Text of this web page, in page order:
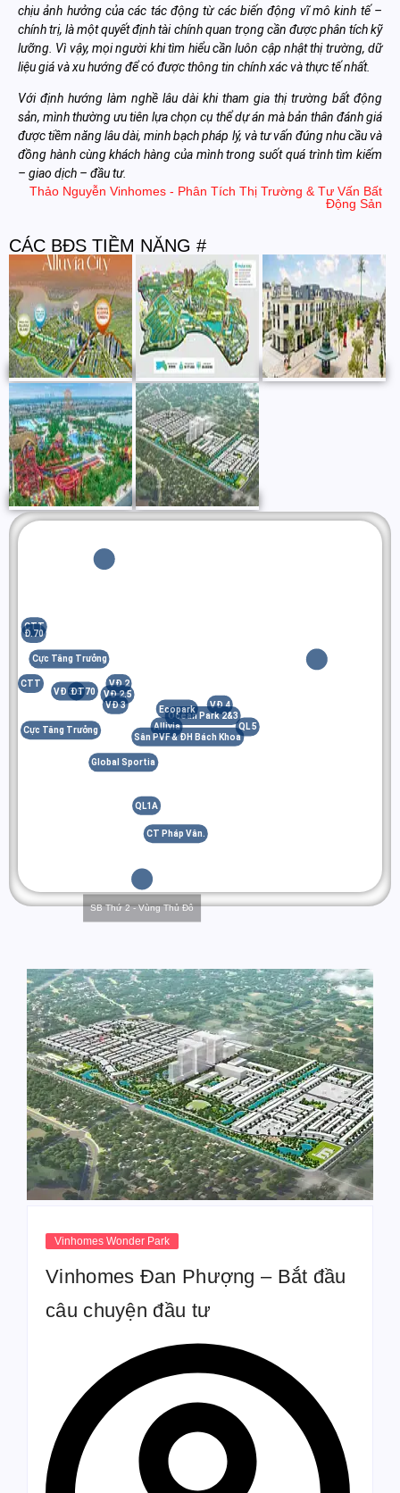
chịu ảnh hưởng của các tác động từ các biến động vĩ mô kinh tế –
chính trị, là một quyết định tài chính quan trọng cần được phân tích kỹ
lưỡng. Vì vậy, mọi người khi tìm hiểu cần luôn cập nhật thị trường, dữ
liệu giá và xu hướng để có được thông tin chính xác và thực tế nhất.
Với định hướng làm nghề lâu dài khi tham gia thị trường bất động
sản, mình thường ưu tiên lựa chọn cụ thể dự án mà bản thân đánh giá
được tiềm năng lâu dài, minh bạch pháp lý, và tư vấn đúng nhu cầu và
đồng hành cùng khách hàng của mình trong suốt quá trình tìm kiếm
– giao dịch – đầu tư.
Thảo Nguyễn Vinhomes - Phân Tích Thị Trường & Tư Vấn Bất
Động Sản
CÁC BĐS TIỀM NĂNG #
SB Thứ 2 - Vùng Thủ Đô
VĐ 2
VĐ 2.5
QL1A
VĐ 4
QL 5
VĐ 3.5
Cực Tăng Trưởng
CTT
Cực Tăng Trưởng
CTT
Đ.70
ĐT70
VĐ 3
Global Sportia
Ocean Park 2&3
Ecopark
Allivia
Sân PVF & ĐH Bách Khoa
CT Pháp Vân.
Vinhomes Wonder Park
Vinhomes Đan Phượng – Bắt đầu
câu chuyện đầu tư